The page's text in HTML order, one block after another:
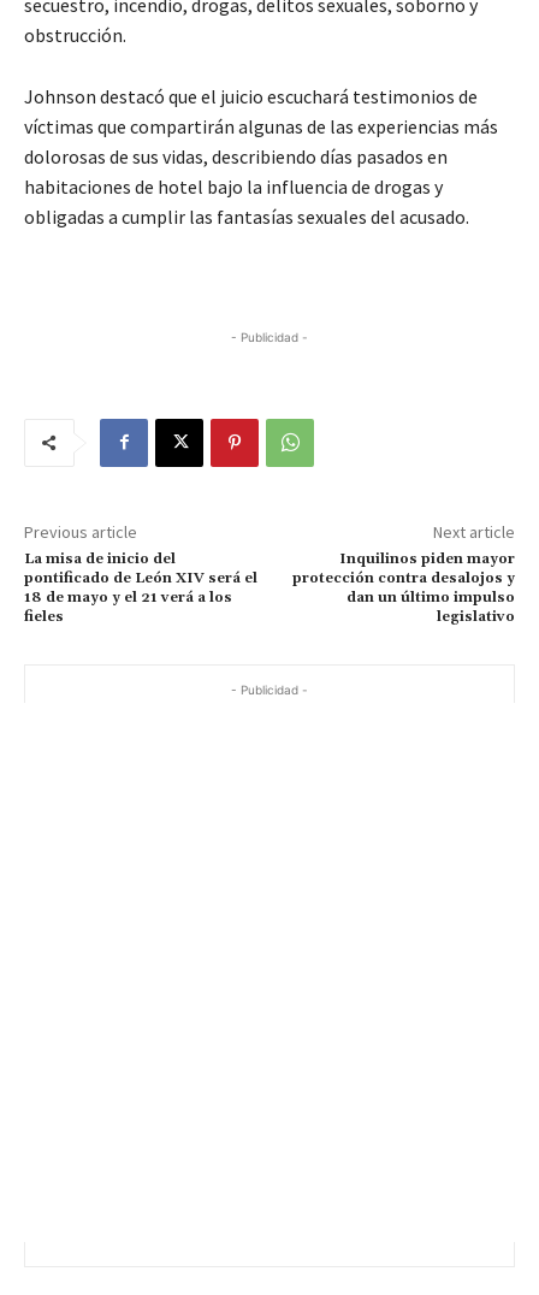
obstrucción.
Johnson destacó que el juicio escuchará testimonios de
víctimas que compartirán algunas de las experiencias más
dolorosas de sus vidas, describiendo días pasados en
habitaciones de hotel bajo la influencia de drogas y
obligadas a cumplir las fantasías sexuales del acusado.
- Publicidad -
Previous article
La misa de inicio del
pontificado de León XIV será el
18 de mayo y el 21 verá a los
fieles
Next article
Inquilinos piden mayor
protección contra desalojos y
dan un último impulso
legislativo
- Publicidad -